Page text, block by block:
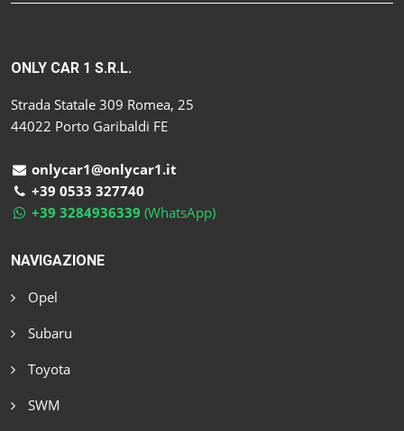
ONLY CAR 1 S.R.L.
Strada Statale 309 Romea, 25
44022 Porto Garibaldi FE
onlycar1@onlycar1.it
+39 0533 327740
+39 3284936339 (WhatsApp)
NAVIGAZIONE
Opel
Subaru
Toyota
SWM